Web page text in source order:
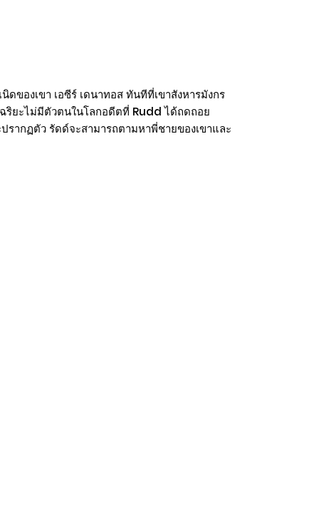
ของเขา เอซีร์ เดนาทอส ทันทีที่เขาสังหารมังกร
ริยะไม่มีตัวตนในโลกอดีตที่ Rudd ได้ถดถอย
รากฏตัว รัดด์จะสามารถตามหาพี่ชายของเขาและ